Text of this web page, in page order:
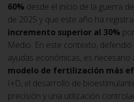
60% desde el inicio de la guerra
de 2025 y que este año ha
incremento superior al 30%
Medio. En este contexto,
ayudas económicas, es necesario
modelo de fertilización más
I+D, el desarrollo de
precisión y una utilización